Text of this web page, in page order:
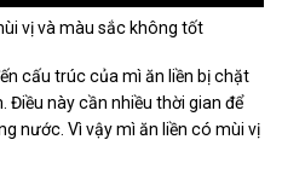
vị và màu sắc không tốt
cấu trúc của mì ăn liền bị chặt
Điều này cần nhiều thời gian để
nước. Vì vậy mì ăn liền có mùi vị